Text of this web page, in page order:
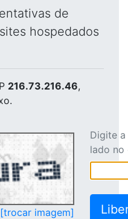
de
hospedados
216.73.216.46,
[trocar imagem]
Digite
lado no